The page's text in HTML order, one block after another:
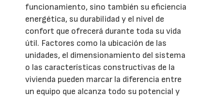
funcionamiento, sino también su eficiencia
energética, su durabilidad y el nivel de
confort que ofrecerá durante toda su vida
útil. Factores como la ubicación de las
unidades, el dimensionamiento del sistema
o las características constructivas de la
vivienda pueden marcar la diferencia entre
un equipo que alcanza todo su potencial y